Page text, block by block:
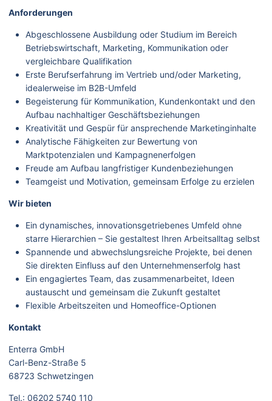
Anforderungen
Abgeschlossene Ausbildung oder Studium im Bereich
Betriebswirtschaft, Marketing, Kommunikation oder
vergleichbare Qualifikation
Erste Berufserfahrung im Vertrieb und/oder Marketing,
idealerweise im B2B-Umfeld
Begeisterung für Kommunikation, Kundenkontakt und den
Aufbau nachhaltiger Geschäftsbeziehungen
Kreativität und Gespür für ansprechende Marketinginhalte
Analytische Fähigkeiten zur Bewertung von
Marktpotenzialen und Kampagnenerfolgen
Freude am Aufbau langfristiger Kundenbeziehungen
Teamgeist und Motivation, gemeinsam Erfolge zu erzielen
Wir bieten
Ein dynamisches, innovationsgetriebenes Umfeld ohne
starre Hierarchien – Sie gestaltest Ihren Arbeitsalltag selbst
Spannende und abwechslungsreiche Projekte, bei denen
Sie direkten Einfluss auf den Unternehmenserfolg hast
Ein engagiertes Team, das zusammenarbeitet, Ideen
austauscht und gemeinsam die Zukunft gestaltet
Flexible Arbeitszeiten und Homeoffice-Optionen
Kontakt
Enterra GmbH
Carl-Benz-Straße 5
68723 Schwetzingen
Tel.: 06202 5740 110